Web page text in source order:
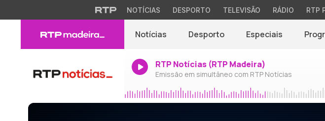
NOTÍCIAS DESPORTO TELEVISÃO RÁDIO RTP
Notícias Desporto Especiais
RTP Notícias (RTP Madeira)
Emissão em simultâneo com RTP Notícias